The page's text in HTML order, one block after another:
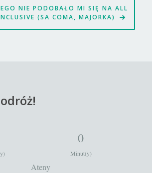
NIE PODOBAŁO MI SIĘ NA ALL
(SA COMA, MAJORKA)
0
Minut(y)
Ateny